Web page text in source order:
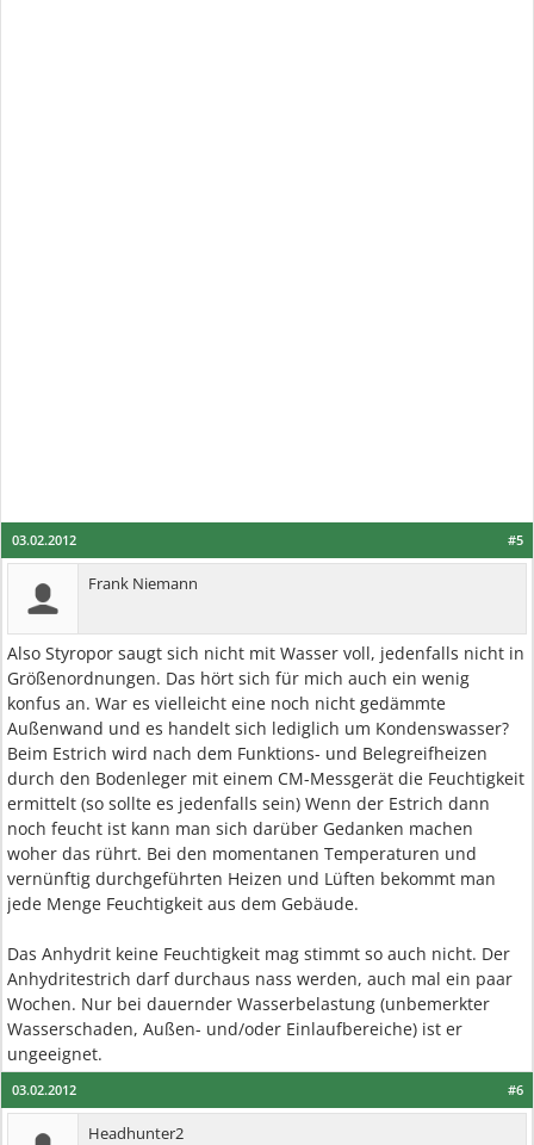
#5
03.02.2012
Frank Niemann
Also Styropor saugt sich nicht mit Wasser voll, jedenfalls nicht in
Größenordnungen. Das hört sich für mich auch ein wenig
konfus an. War es vielleicht eine noch nicht gedämmte
Außenwand und es handelt sich lediglich um Kondenswasser?
Beim Estrich wird nach dem Funktions- und Belegreifheizen
durch den Bodenleger mit einem CM-Messgerät die Feuchtigkeit
ermittelt (so sollte es jedenfalls sein) Wenn der Estrich dann
noch feucht ist kann man sich darüber Gedanken machen
woher das rührt. Bei den momentanen Temperaturen und
vernünftig durchgeführten Heizen und Lüften bekommt man
jede Menge Feuchtigkeit aus dem Gebäude.
Das Anhydrit keine Feuchtigkeit mag stimmt so auch nicht. Der
Anhydritestrich darf durchaus nass werden, auch mal ein paar
Wochen. Nur bei dauernder Wasserbelastung (unbemerkter
Wasserschaden, Außen- und/oder Einlaufbereiche) ist er
ungeeignet.
#6
03.02.2012
Headhunter2